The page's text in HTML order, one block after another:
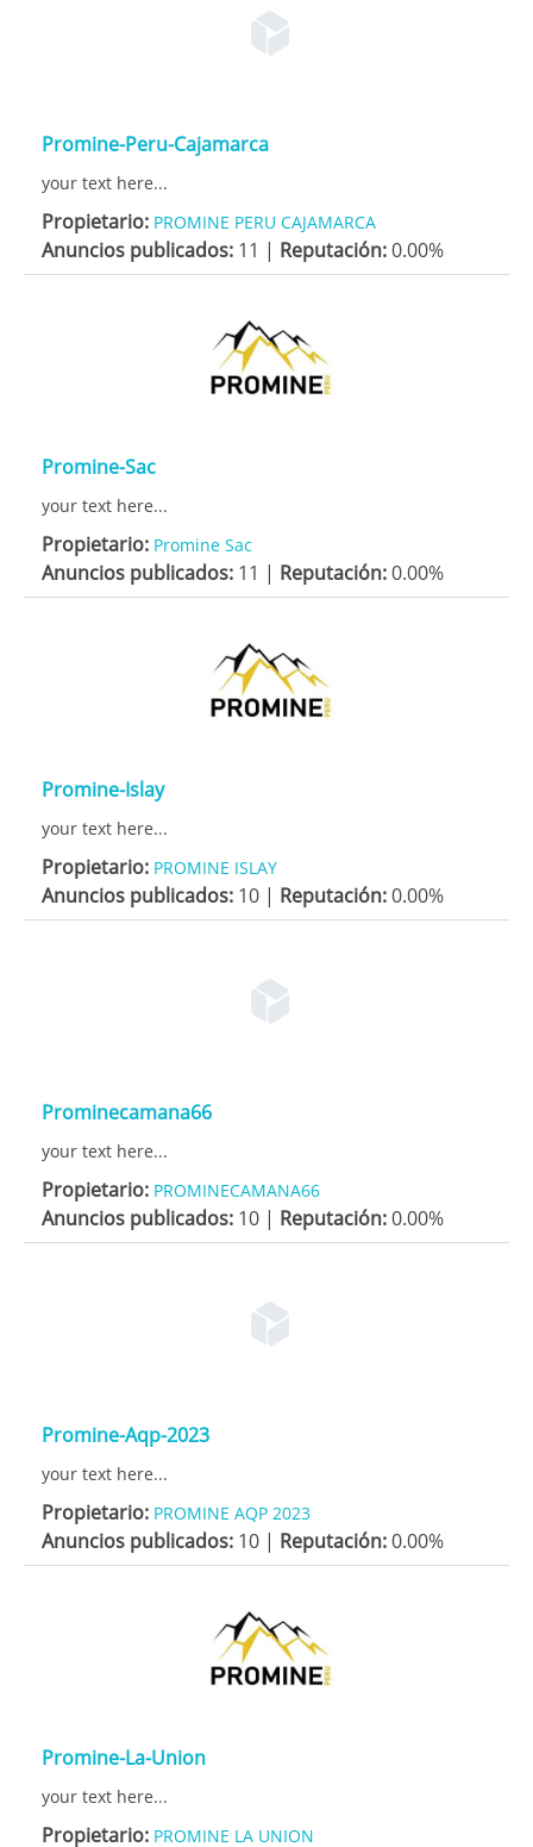
Promine-Peru-Cajamarca
your text here...
Propietario: PROMINE PERU CAJAMARCA
Anuncios publicados: 11 | Reputación:0.00%
Promine-Sac
your text here...
Propietario: Promine Sac
Anuncios publicados: 11 | Reputación:0.00%
Promine-Islay
your text here...
Propietario: PROMINE ISLAY
Anuncios publicados: 10 | Reputación:0.00%
Prominecamana66
your text here...
Propietario: PROMINECAMANA66
Anuncios publicados: 10 | Reputación:0.00%
Promine-Aqp-2023
your text here...
Propietario: PROMINE AQP 2023
Anuncios publicados: 10 | Reputación:0.00%
Promine-La-Union
your text here...
Propietario: PROMINE LA UNION